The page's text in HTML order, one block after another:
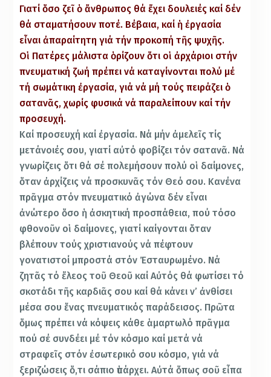
Γιατί ὅσο ζεῖ ὁ ἄνθρωπος θά ἔχει δουλειές καί δέν
θά σταματήσουν ποτέ. Βέβαια, καί ἡ ἐργασία
εἶναι ἀπαραίτητη γιά τήν προκοπή τῆς ψυχῆς.
Οἱ Πατέρες μάλιστα ὁρίζουν ὅτι οἱ ἀρχάριοι στήν
πνευματική ζωή πρέπει νά καταγίνονται πολύ μέ
τή σωμάτικη ἐργασία, γιά νά μή τούς πειράζει ὁ
σατανᾶς, χωρίς φυσικά νά παραλείπουν καί τήν
προσευχή.
Καί προσευχή καί ἐργασία. Νά μήν ἀμελεῖς τίς
μετάνοιές σου, γιατί αὐτό φοβίζει τόν σατανᾶ. Νά
γνωρίζεις ὅτι θά σέ πολεμήσουν πολύ οἱ δαίμονες,
ὅταν ἀρχίζεις νά προσκυνᾶς τόν Θεό σου. Κανένα
πρᾶγμα στόν πνευματικό ἀγώνα δέν εἶναι
ἀνώτερο ὅσο ἡ ἀσκητική προσπάθεια, πού τόσο
φθονοῦν οἱ δαίμονες, γιατί καίγονται ὅταν
βλέπουν τούς χριστιανούς νά πέφτουν
γονατιστοί μπροστά στόν Ἐσταυρωμένο. Νά
ζητᾶς τό ἔλεος τοῦ Θεοῦ καί Αὐτός θά φωτίσει τό
σκοτάδι τῆς καρδιᾶς σου καί θά κάνει ν’ ἀνθίσει
μέσα σου ἕνας πνευματικός παράδεισος. Πρῶτα
ὅμως πρέπει νά κόψεις κάθε ἁμαρτωλό πρᾶγμα
πού σέ συνδέει μέ τόν κόσμο καί μετά νά
στραφεῖς στόν ἐσωτερικό σου κόσμο, γιά νά
ξεριζώσεις ὅ,τι σάπιο ὑπάρχει. Αὐτά ὅπως σοῦ εἶπα